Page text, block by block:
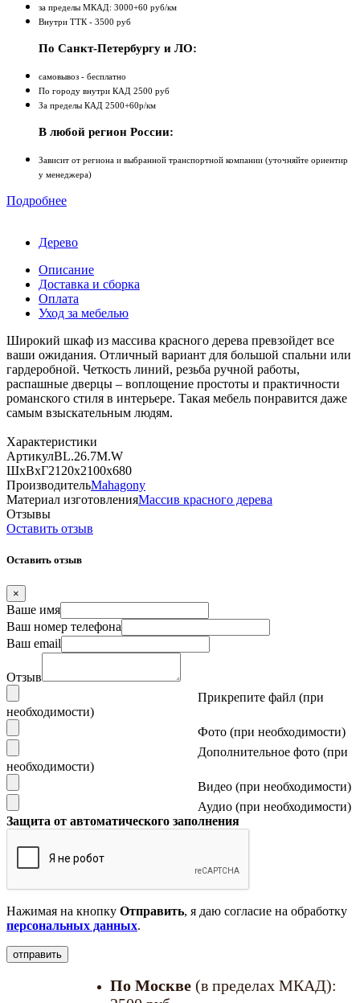
за пределы МКАД: 3000+60 руб/км
Внутри ТТК - 3500 руб
По Санкт-Петербургу и ЛО:
самовывоз - бесплатно
По городу внутри КАД 2500 руб
За пределы КАД 2500+60р/км
В любой регион России:
Зависит от региона и выбранной транспортной компании (уточняйте ориентир
у менеджера)
Подробнее
Дерево
Описание
Доставка и сборка
Оплата
Уход за мебелью
Широкий шкаф из массива красного дерева превзойдет все
ваши ожидания. Отличный вариант для большой спальни или
гардеробной. Четкость линий, резьба ручной работы,
распашные дверцы – воплощение простоты и практичности
романского стиля в интерьере. Такая мебель понравится даже
самым взыскательным людям.
Характеристики
АртикулBL.26.7M.W
ШхВхГ2120х2100х680
ПроизводительMahagony
Материал изготовленияМассив красного дерева
Отзывы
Оставить отзыв
Оставить отзыв
×
Ваше имя
Ваш номер телефона
Ваш email
Отзыв
Прикрепите файл (при
необходимости)
Фото (при необходимости)
Дополнительное фото (при
необходимости)
Видео (при необходимости)
Аудио (при необходимости)
Защита от автоматического заполнения
Нажимая на кнопку Отправить, я даю согласие на обработку
персональных данных.
По Москве (в пределах МКАД):